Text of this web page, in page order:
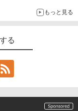
もっと見る
る